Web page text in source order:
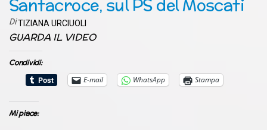
Santacroce, sul PS del Moscati
DiTIZIANA URCIUOLI
GUARDA IL VIDEO
Condividi:
E-mail
WhatsApp Stampa
Mi piace: